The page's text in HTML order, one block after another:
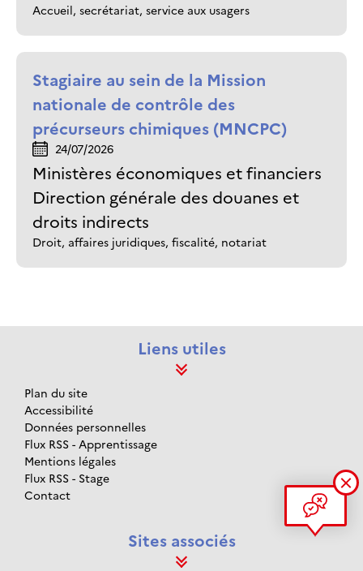
Accueil, secrétariat, service aux usagers
Stagiaire au sein de la Mission
nationale de contrôle des
précurseurs chimiques (MNCPC)
24/07/2026
Ministères économiques et financiers
Direction générale des douanes et
droits indirects
Droit, affaires juridiques, fiscalité, notariat
Liens utiles
Plan du site
Accessibilité
Données personnelles
Flux RSS - Apprentissage
Mentions légales
Flux RSS - Stage
Contact
Sites associés